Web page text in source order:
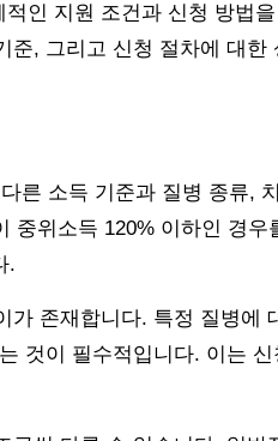
인 지원 조건과 신청 방법
, 그리고 신청 절차에 대한
른 소득 기준과 질병 종류,
중위소득 120% 이하인 경우
.
존재합니다. 특정 질병에
것이 필수적입니다. 이는